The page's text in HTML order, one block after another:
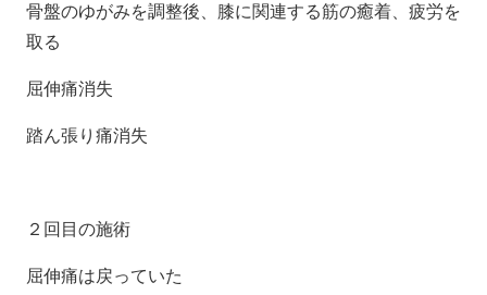
骨盤のゆがみを調整後、膝に関連する筋の癒着、疲労を
取る
屈伸痛消失
踏ん張り痛消失
２回目の施術
屈伸痛は戻っていた